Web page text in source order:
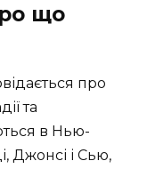
що
про
та
в Нью-
Джонсі і Сью,